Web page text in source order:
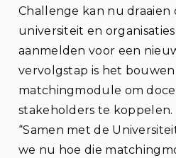
Challenge kan nu draaien
universiteit en
aanmelden voor een
vervolgstap is het
matchingmodule om
stakeholders te koppelen.
“Samen met de
we nu hoe die